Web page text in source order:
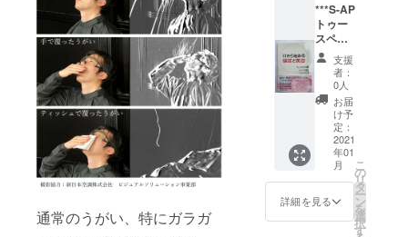
通常のうがい、特にガラガ
教授（2018
年3月まで）
2011年 7
月 株式会
社ファルマ
戸 代表取
締役（現在
に至る）
ル肌な
ど、デ
リケー
トなお
肌も優
しくキ
レイに
しま
す。
90g 2
ティー
株式会
社 協
な爪を
傷める
ことな
く、安
全にお
しゃれ
を楽し
むこと
ができ
ます。
キッズ
ネイル
心。 ク
レパス
老若男
女を問
わず、
顔から
足の裏
までお
使い頂
けま
す。 敏
感肌、
アト
ピー体
質の方
にも好
***S-AP
トゥー
スペー
スト
＋ 口
から始
める健
康と美
容*** 口
は健康
の入り
口、心
の出口
口の中
のケア
によっ
支援
者：
0人
お届
け予
定：
2021
年01
月
詳細を見る
こ
の
リ
タ
ー
ン
を
選
択
す